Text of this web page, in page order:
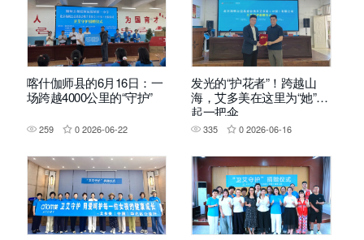
喀什伽师县的6月16日：一
场跨越4000公里的“守护”
259 0 2026-06-22
发光的“护花者”！跨越山
海，艾多美在这里为“她”撑
起一把伞
335 0 2026-06-16